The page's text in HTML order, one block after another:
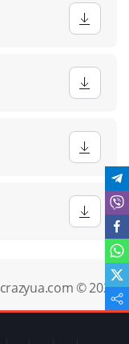
crazyua.com © 2024